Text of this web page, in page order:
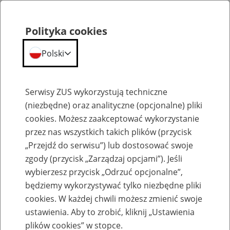
Szkolenia
Zaproś ZUS do siebie: Aktywni 50+
Polityka cookies
Polski
Serwisy ZUS wykorzystują techniczne
(niezbędne) oraz analityczne (opcjonalne) pliki
cookies. Możesz zaakceptować wykorzystanie
przez nas wszystkich takich plików (przycisk
„Przejdź do serwisu”) lub dostosować swoje
zgody (przycisk „Zarządzaj opcjami”). Jeśli
wybierzesz przycisk „Odrzuć opcjonalne”,
będziemy wykorzystywać tylko niezbędne pliki
cookies. W każdej chwili możesz zmienić swoje
ustawienia. Aby to zrobić, kliknij „Ustawienia
plików cookies” w stopce.